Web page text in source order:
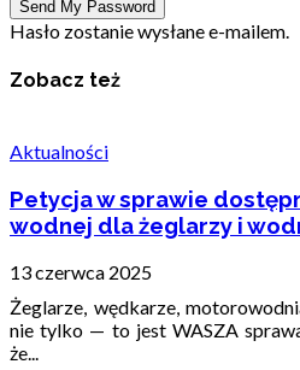
Hasło zostanie wysłane e-mailem.
Zobacz też
Aktualności
Petycja w sprawie
wodnej dla żeglarzy i
13 czerwca 2025
Żeglarze, wędkarze,
nie tylko — to jest WASZA
że...